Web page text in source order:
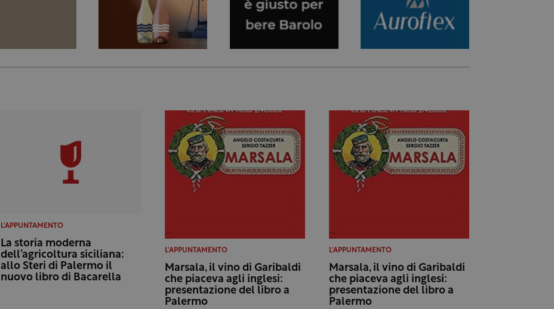
L'APPUNTAMENTO
La storia moderna
dell’agricoltura siciliana:
allo Steri di Palermo il
nuovo libro di Bacarella
L'APPUNTAMENTO
Marsala, il vino di Garibaldi
che piaceva agli inglesi:
presentazione del libro a
Palermo
L'APPUNTAMENTO
Marsala, il vino di Garibaldi
che piaceva agli inglesi:
presentazione del libro a
Palermo